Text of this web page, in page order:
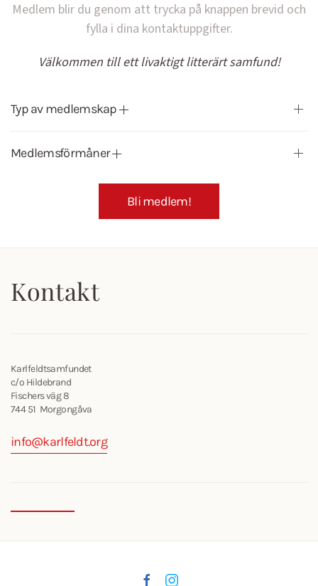
Medlem blir du genom att trycka på knappen brevid och
fylla i dina kontaktuppgifter.
Välkommen till ett livaktigt litterärt samfund!
Typ av medlemskap
Medlemsförmåner
Bli medlem!
Kontakt
Karlfeldtsamfundet
c/o Hildebrand
Fischers väg 8
744 51 Morgongåva
info@karlfeldt.org